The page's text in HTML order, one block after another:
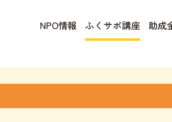
NPO情報 ふくサポ講座 助成